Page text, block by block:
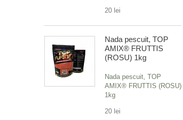
20 lei
Nada pescuit, TOP
AMIX® FRUTTIS
(ROSU) 1kg
Nada pescuit, TOP
AMIX® FRUTTIS (ROSU)
1kg
20 lei